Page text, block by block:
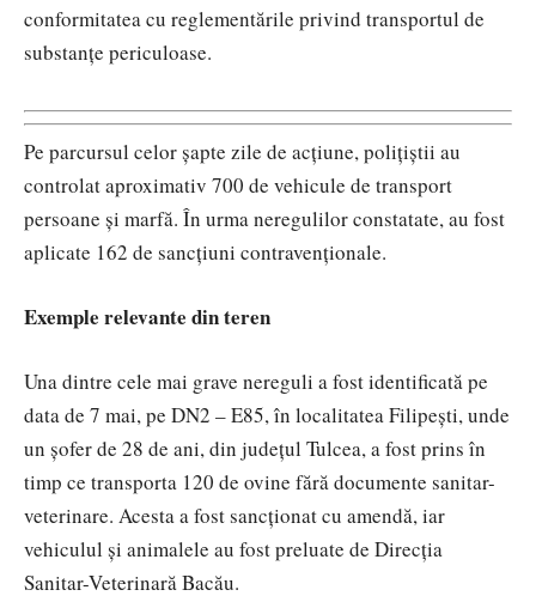
conformitatea cu reglementările privind transportul de
substanțe periculoase.
Pe parcursul celor șapte zile de acțiune, polițiștii au
controlat aproximativ 700 de vehicule de transport
persoane și marfă. În urma neregulilor constatate, au fost
aplicate 162 de sancțiuni contravenționale.
Exemple relevante din teren
Una dintre cele mai grave nereguli a fost identificată pe
data de 7 mai, pe DN2 – E85, în localitatea Filipești, unde
un șofer de 28 de ani, din județul Tulcea, a fost prins în
timp ce transporta 120 de ovine fără documente sanitar-
veterinare. Acesta a fost sancționat cu amendă, iar
vehiculul și animalele au fost preluate de Direcția
Sanitar-Veterinară Bacău.